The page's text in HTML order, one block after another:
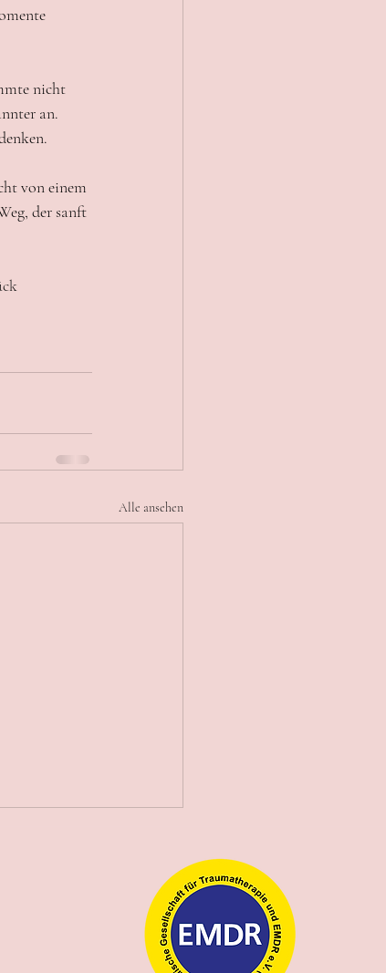
nicht
an.
von einem
der sanft
Alle ansehen